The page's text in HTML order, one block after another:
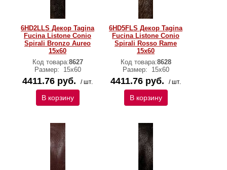
6HD2LLS Декор Tagina
Fucina Listone Conio
Spirali Bronzo Aureo
15x60
Код товара:8627
Размер:
15x60
4411.76 руб. / шт.
В корзину
6HD5FLS Декор Tagina
Fucina Listone Conio
Spirali Rosso Rame
15x60
Код товара:8628
Размер:
15x60
4411.76 руб. / шт.
В корзину